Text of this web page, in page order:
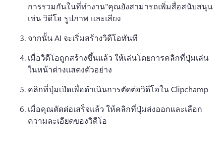
การรวมกันในที่ทำงาน"คุณยังสามารถเพิ่มสื่อสนับสนุน
เช่น วิดีโอ รูปภาพ และเสียง
จากนั้น AI จะเริ่มสร้างวิดีโอทันที
เมื่อวิดีโอถูกสร้างขึ้นแล้ว ให้เล่นโดยการคลิกที่ปุ่มเล่น
ในหน้าต่างแสดงตัวอย่าง
คลิกที่ปุ่มเปิดเพื่อดำเนินการตัดต่อวิดีโอใน Clipchamp
เมื่อคุณตัดต่อเสร็จแล้ว ให้คลิกที่ปุ่มส่งออกและเลือก
ความละเอียดของวิดีโอ